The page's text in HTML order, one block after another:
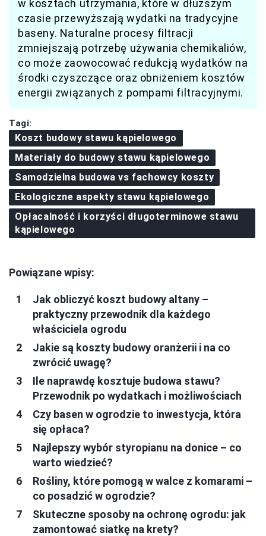
w kosztach utrzymania, które w dłuższym
czasie przewyższają wydatki na tradycyjne
baseny. Naturalne procesy filtracji
zmniejszają potrzebę używania chemikaliów,
co może zaowocować redukcją wydatków na
środki czyszczące oraz obniżeniem kosztów
energii związanych z pompami filtracyjnymi.
Tagi:
Koszt budowy stawu kąpielowego
Materiały do budowy stawu kąpielowego
Samodzielna budowa vs fachowcy koszty
Ekologiczne aspekty stawu kąpielowego
Opłacalność i korzyści długoterminowe stawu
kąpielowego
Powiązane wpisy:
Jak obliczyć koszt budowy altany –
praktyczny przewodnik dla każdego
właściciela ogrodu
Jakie są koszty budowy oranżerii i na co
zwrócić uwagę?
Ile naprawdę kosztuje budowa stawu?
Przewodnik po wydatkach i możliwościach
Czy basen w ogrodzie to inwestycja, która
się opłaca?
Najlepszy wybór styropianu na donice – co
warto wiedzieć?
Rośliny, które pomogą w walce z komarami –
co posadzić w ogrodzie?
Skuteczne sposoby na ochronę ogrodu: jak
zamontować siatkę na krety?